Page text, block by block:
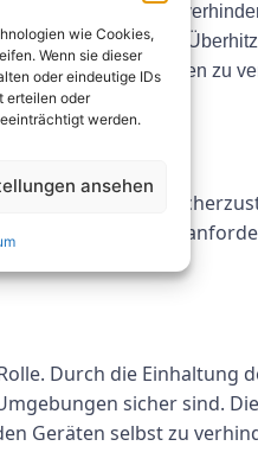
wie Cookies,
Wenn sie dieser
oder eindeutige IDs
erteilen oder
werden.
ansehen
Stromschlag zu
arbeiten, um eine
im Fehlerfall Schäden zu
unerlässlich.
DIN
0544
Durch die
sicher sind.
Geräten selbst zu